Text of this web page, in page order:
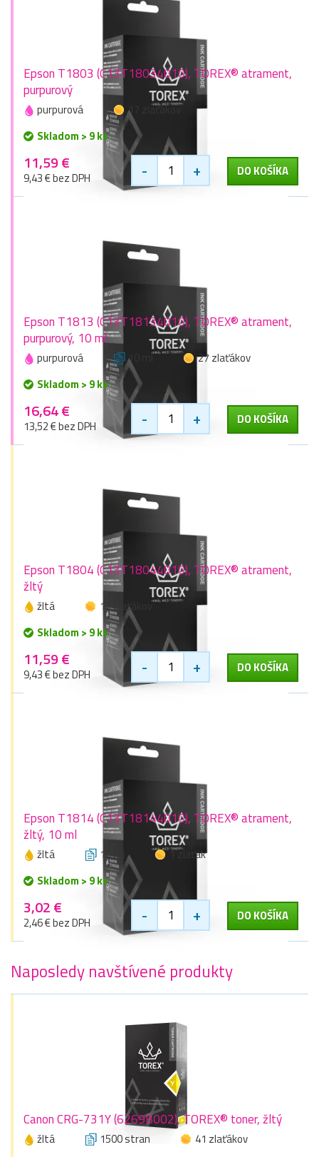
Epson T1803 (C13T18034010), TOREX® atrament,
purpurový
purpurová
17 zlaťákov
Skladom > 9 ks
11,59 €
9,43 € bez DPH - + DO KOŠÍKA
Epson T1813 (C13T18134010), TOREX® atrament,
purpurový, 10 ml
purpurová 10 ml
27 zlaťákov
Skladom > 9 ks
16,64 €
13,52 € bez DPH - + DO KOŠÍKA
Epson T1804 (C13T18044010), TOREX® atrament,
žltý
žltá
17 zlaťákov
Skladom > 9 ks
11,59 €
9,43 € bez DPH - + DO KOŠÍKA
Epson T1814 (C13T18144010), TOREX® atrament,
žltý, 10 ml
žltá 10 ml
1 zlaťák
Skladom > 9 ks
3,02 €
2,46 € bez DPH - + DO KOŠÍKA
Naposledy navštívené produkty
Canon CRG-731Y (6269B002), TOREX® toner, žltý
žltá 1500 stran
41 zlaťákov